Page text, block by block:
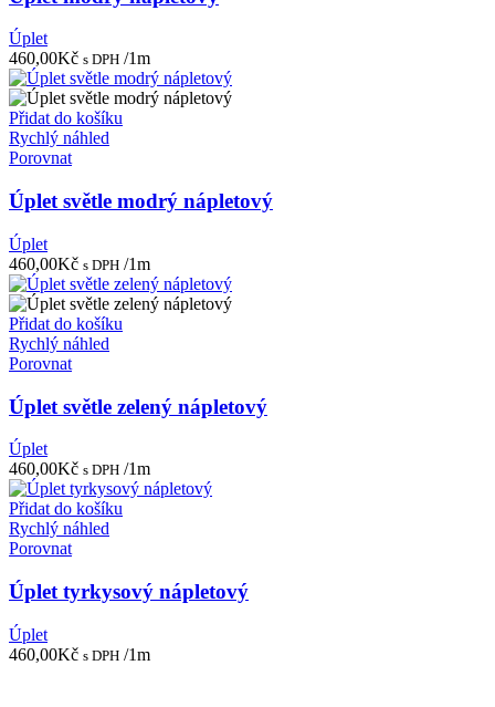
Úplet
460,00Kč s DPH /1m
Přidat do košíku
Rychlý náhled
Porovnat
Úplet světle modrý nápletový
Úplet
460,00Kč s DPH /1m
Přidat do košíku
Rychlý náhled
Porovnat
Úplet světle zelený nápletový
Úplet
460,00Kč s DPH /1m
Přidat do košíku
Rychlý náhled
Porovnat
Úplet tyrkysový nápletový
Úplet
460,00Kč s DPH /1m